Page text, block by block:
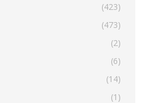
(423)
(473)
(2)
(6)
(14)
(1)